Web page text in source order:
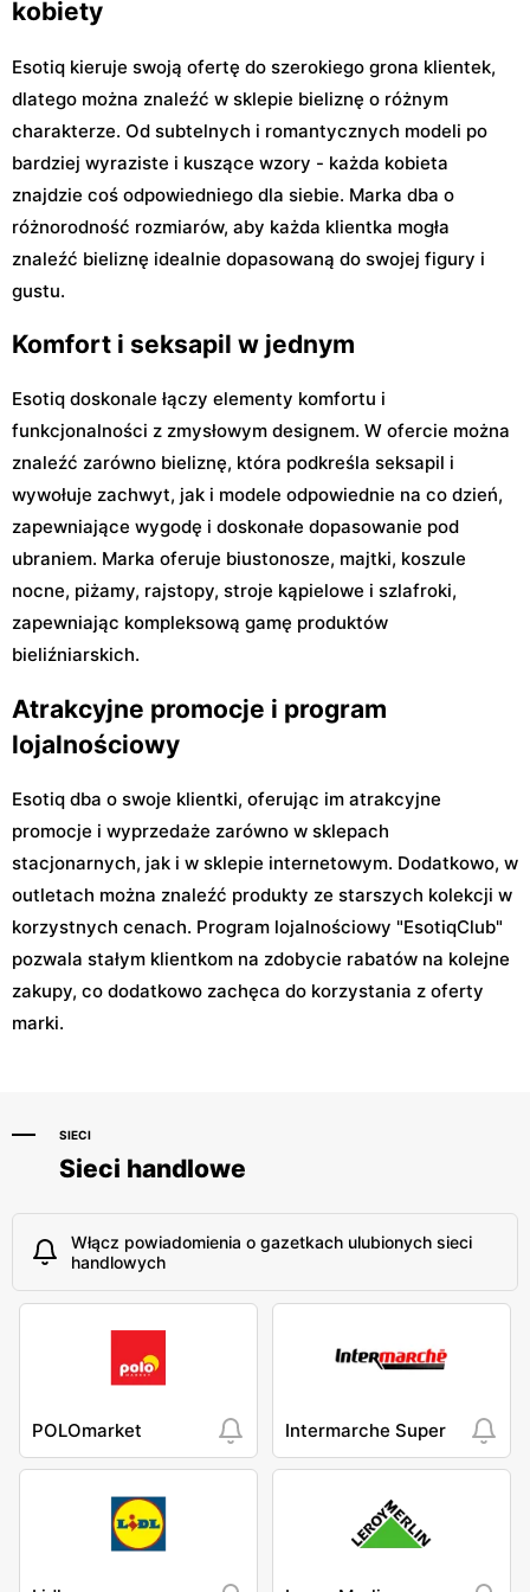
kobiety
Esotiq kieruje swoją ofertę do szerokiego grona klientek,
dlatego można znaleźć w sklepie bieliznę o różnym
charakterze. Od subtelnych i romantycznych modeli po
bardziej wyraziste i kuszące wzory - każda kobieta
znajdzie coś odpowiedniego dla siebie. Marka dba o
różnorodność rozmiarów, aby każda klientka mogła
znaleźć bieliznę idealnie dopasowaną do swojej figury i
gustu.
Komfort i seksapil w jednym
Esotiq doskonale łączy elementy komfortu i
funkcjonalności z zmysłowym designem. W ofercie można
znaleźć zarówno bieliznę, która podkreśla seksapil i
wywołuje zachwyt, jak i modele odpowiednie na co dzień,
zapewniające wygodę i doskonałe dopasowanie pod
ubraniem. Marka oferuje biustonosze, majtki, koszule
nocne, piżamy, rajstopy, stroje kąpielowe i szlafroki,
zapewniając kompleksową gamę produktów
bieliźniarskich.
Atrakcyjne promocje i program
lojalnościowy
Esotiq dba o swoje klientki, oferując im atrakcyjne
promocje i wyprzedaże zarówno w sklepach
stacjonarnych, jak i w sklepie internetowym. Dodatkowo, w
outletach można znaleźć produkty ze starszych kolekcji w
korzystnych cenach. Program lojalnościowy "EsotiqClub"
pozwala stałym klientkom na zdobycie rabatów na kolejne
zakupy, co dodatkowo zachęca do korzystania z oferty
marki.
SIECI
Sieci handlowe
Włącz powiadomienia o gazetkach ulubionych sieci
handlowych
POLOmarket Intermarche Super